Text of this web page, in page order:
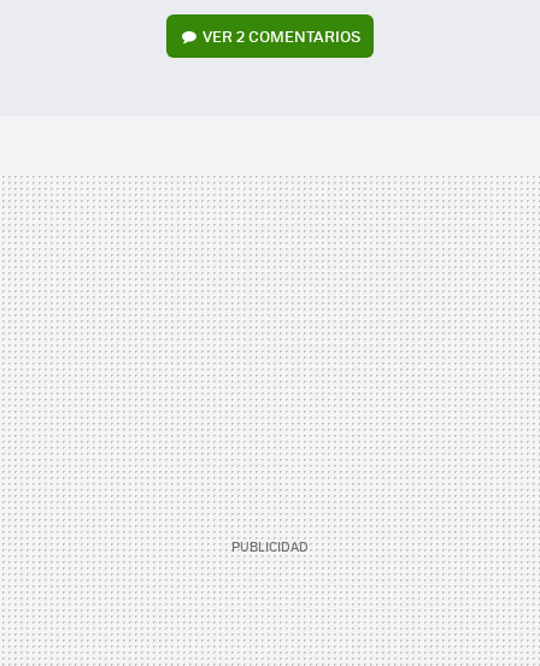
VER2 COMENTARIOS